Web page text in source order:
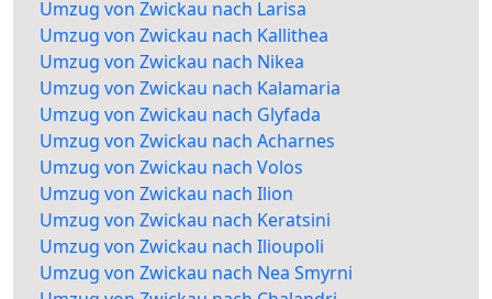
Umzug von Zwickau nach Larisa
Umzug von Zwickau nach Kallithea
Umzug von Zwickau nach Nikea
Umzug von Zwickau nach Kalamaria
Umzug von Zwickau nach Glyfada
Umzug von Zwickau nach Acharnes
Umzug von Zwickau nach Volos
Umzug von Zwickau nach Ilion
Umzug von Zwickau nach Keratsini
Umzug von Zwickau nach Ilioupoli
Umzug von Zwickau nach Nea Smyrni